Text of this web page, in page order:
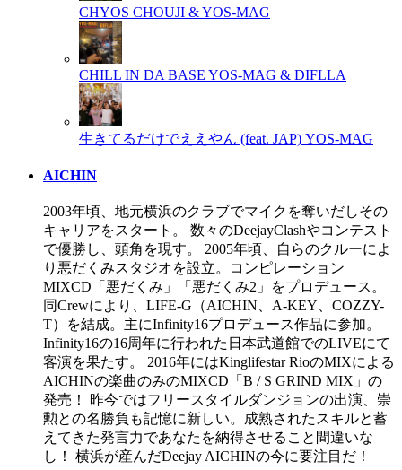
CHYOS CHOUJI & YOS-MAG
CHILL IN DA BASE YOS-MAG & DIFLLA
生きてるだけでええやん (feat. JAP) YOS-MAG
AICHIN
2003年頃、地元横浜のクラブでマイクを奪いだしその
キャリアをスタート。 数々のDeejayClashやコンテスト
で優勝し、頭角を現す。 2005年頃、自らのクルーによ
り悪だくみスタジオを設立。コンピレーション
MIXCD「悪だくみ」「悪だくみ2」をプロデュース。
同Crewにより、LIFE-G（AICHIN、A-KEY、COZZY-
T）を結成。主にInfinity16プロデュース作品に参加。
Infinity16の16周年に行われた日本武道館でのLIVEにて
客演を果たす。 2016年にはKinglifestar RioのMIXによる
AICHINの楽曲のみのMIXCD「B / S GRIND MIX」の
発売！ 昨今ではフリースタイルダンジョンの出演、崇
勲との名勝負も記憶に新しい。成熟されたスキルと蓄
えてきた発言力であなたを納得させること間違いな
し！ 横浜が産んだDeejay AICHINの今に要注目だ！